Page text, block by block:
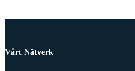
Vårt Nätverk